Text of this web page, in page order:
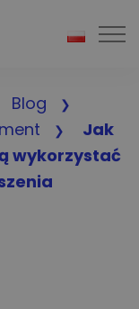
Blog
Jak
wykorzystać